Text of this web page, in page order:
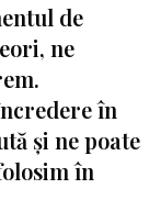
de
ne
în
și ne poate
în